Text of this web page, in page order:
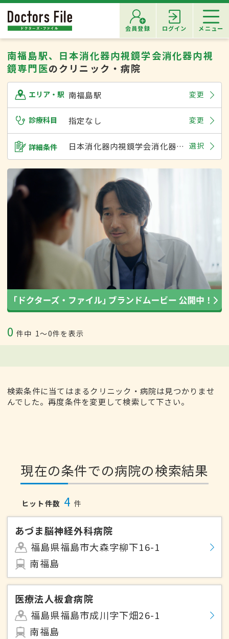
会員登録 ログイン メニュー
南福島駅、日本消化器内視鏡学会消化器内視
鏡専門医のクリニック・病院
エリア・駅 南福島駅 変更
診療科目 指定なし 変更
詳細条件 日本消化器内視鏡学会消化器内視鏡専門医 選択
0 件中 1〜0件を表示
検索条件に当てはまるクリニック・病院は見つかりませ
んでした。再度条件を変更して検索して下さい。
現在の条件での病院の検索結果
ヒット件数 4 件
あづま脳神経外科病院
福島県福島市大森字柳下16-1
南福島
医療法人板倉病院
福島県福島市成川字下畑26-1
南福島